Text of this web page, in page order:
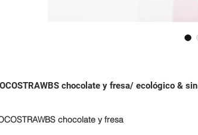
chocolate y fresa/ ecológico &
chocolate y fresa